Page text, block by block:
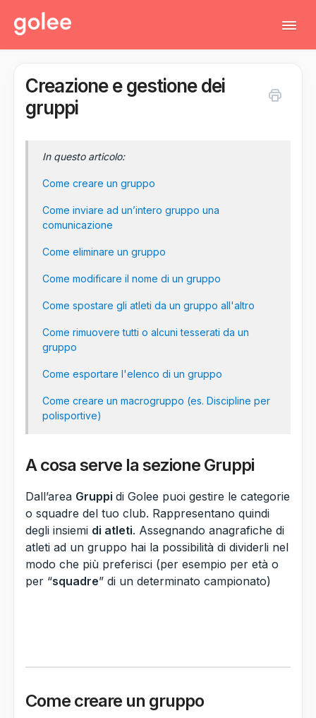
Tutti gli articoli
Creazione e gestione dei
gruppi
In questo articolo:
Come creare un gruppo
Come inviare ad un’intero gruppo una
comunicazione
Come eliminare un gruppo
Come modificare il nome di un gruppo
Come spostare gli atleti da un gruppo all'altro
Come rimuovere tutti o alcuni tesserati da un
gruppo
Come esportare l'elenco di un gruppo
Come creare un macrogruppo (es. Discipline per
polisportive)
A cosa serve la sezione Gruppi
Dall’area Gruppi di Golee puoi gestire le categorie
o squadre del tuo club. Rappresentano quindi
degli insiemi di atleti. Assegnando anagrafiche di
atleti ad un gruppo hai la possibilità di dividerli nel
modo che più preferisci (per esempio per età o
per “squadre” di un determinato campionato)
Come creare un gruppo